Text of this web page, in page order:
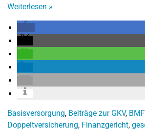
Weiterlesen »
Basisversorgung, Beiträge zur GKV,
Doppeltversicherung, Finanzgericht,